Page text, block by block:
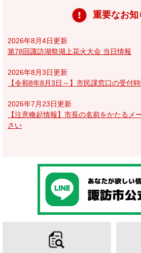
重要なお知
2026年8月4日更新
第78回諏訪湖祭湖上花火大会 当日情報
2026年8月3日更新
【令和8年8月3日～】市民課窓口の受付
2026年7月23日更新
【注意喚起情報】市長の名前をかたるメ
さい